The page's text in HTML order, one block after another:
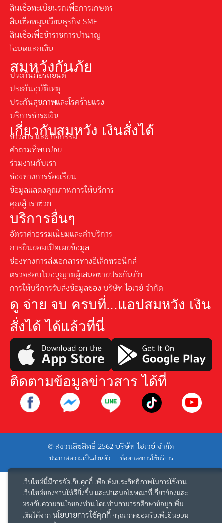
สินเชื่อทะเบียนรถเพื่อการเกษตร
สินเชื่อหมุนเวียนธุรกิจ SME
สินเชื่อเพื่อข้าราชการบำนาญ
โฉนดแลกเงิน
สมหวังกันภัย
ประกันภัยรถยนต์
ประกันอุบัติเหตุ
ประกันสุขภาพและโรคร้ายแรง
บริการชำระเงิน
เกี่ยวกับสมหวัง เงินสั่งได้
ข่าวสาร และ กิจกรรม
คำถามที่พบบ่อย
ร่วมงานกับเรา
ช่องทางการร้องเรียน
ข้อมูลแสดงคุณภาพการให้บริการ
คุณสู้ เราช่วย
บริการอื่นๆ
อัตราค่าธรรมเนียมและค่าบริการ
การยินยอมเปิดเผยข้อมูล
ช่องทางการส่งเอกสารทางอิเล็กทรอนิกส์
ตรวจสอบใบอนุญาตผู้เสนอขายประกันภัย
การให้บริการรับส่งข้อมูลของ บริษัท ไฮเวย์ จำกัด
ดู จ่าย จบ ครบที่...แอปสมหวัง เงิน
สั่งได้ ได้แล้วที่นี่
ติดตามข้อมูลข่าวสาร ได้ที่
© สงวนลิขสิทธิ์ 2562 บริษัท ไฮเวย์ จำกัด
ประกาศความเป็นส่วนตัว ข้อตกลงการใช้บริการ
เว็บไซต์นี้มีการจัดเก็บคุกกี้ เพื่อเพิ่มประสิทธิภาพในการใช้งาน
เว็บไซต์ของท่านให้ดียิ่งขึ้น และนำเสนอโฆษณาที่เกี่ยวข้องและ
ตรงกับความสนใจของท่าน โดยท่านสามารถศึกษาข้อมูลเพิ่ม
เติมได้จาก นโยบายการใช้คุกกี้ กรุณากดยอมรับเพื่อยินยอม